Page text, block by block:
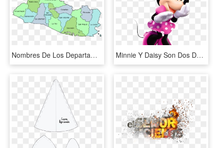
Nombres De Los Departamentos De El Salvador, HD Png Download Minnie Y Daisy Son Dos De Las Figuras Más Conocidas - Minnie Mouse 3d Png, Transparent Png